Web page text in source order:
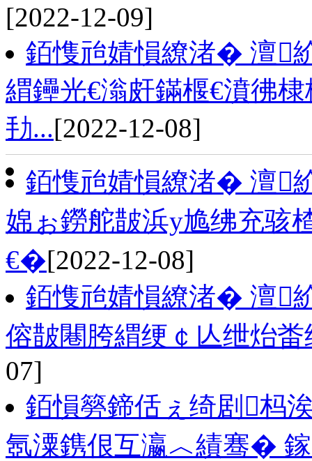
[2022-12-09]
銆愯兘婧愪繚渚� 澶
緭鑸光€滃皯鏋椻€濆彿
劧...[2022-12-08]
銆愯兘婧愪繚渚� 澶
婂ぉ鐒舵皵浜у尯绋充骇
€�[2022-12-08]
銆愯兘婧愪繚渚� 澶
傛皵闀胯緭绠￠亾绁炲
07]
銆愪簩鍗佸ぇ绮剧杩
氬潥鎸佷互瀛︿績骞�